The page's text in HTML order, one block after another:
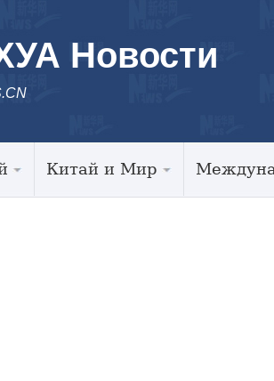
Новости
Китай и Мир